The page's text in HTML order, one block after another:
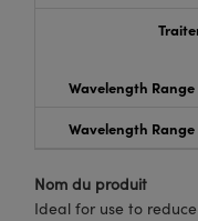
Wavelength
Wavelength
Nom du produit
Ideal for use to